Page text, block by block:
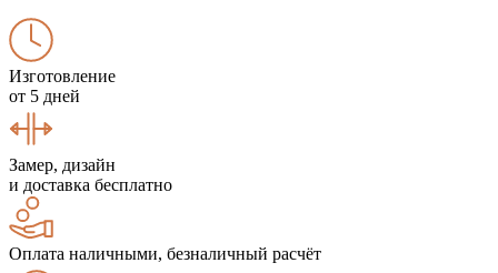
Изготовление
от 5 дней
Замер, дизайн
и доставка бесплатно
Оплата наличными, безналичный расчёт